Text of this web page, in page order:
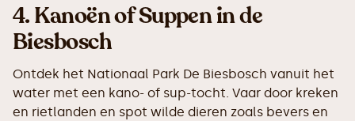
4.Kanoën of Suppen in de
Biesbosch
Ontdek het Nationaal Park De Biesbosch vanuit het
water met een kano- of sup-tocht. Vaar door kreken
en rietlanden en spot wilde dieren zoals bevers en